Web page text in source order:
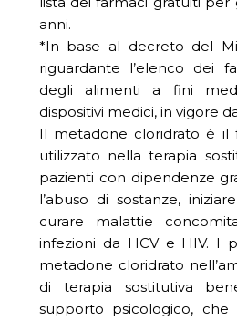
anni.
*In base al decreto del
riguardante l’elenco dei
degli alimenti a fini
dispositivi medici, in vigore
Il metadone cloridrato è il
utilizzato nella terapia
pazienti con dipendenze
l’abuso di sostanze,
curare malattie
infezioni da HCV e HIV. I
metadone cloridrato
di terapia sostitutiva
supporto psicologico,